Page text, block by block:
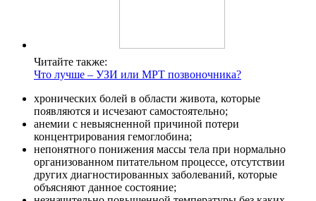
Читайте также:
Что лучше – УЗИ или МРТ позвоночника?
хронических болей в области живота, которые
появляются и исчезают самостоятельно;
анемии с невыясненной причиной потери
концентрирования гемоглобина;
непонятного понижения массы тела при нормально
организованном питательном процессе, отсутствии
других диагностированных заболеваний, которые
объясняют данное состояние;